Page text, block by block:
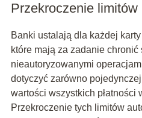
Przekroczenie limitów
Banki ustalają dla każdej
które mają za zadanie chronić
nieautoryzowanymi
dotyczyć zarówno
wartości wszystkich płatności
Przekroczenie tych limitów